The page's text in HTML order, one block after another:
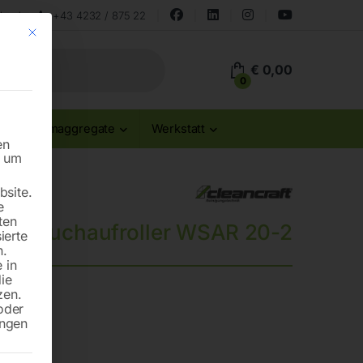
+43 4232 / 875 22
0
€ 0,00
Stromaggregate Werkstatt
WSAR 20-2
Mit diesem Button wird der Dialog geschlossen. Seine Funktionalität ist
in